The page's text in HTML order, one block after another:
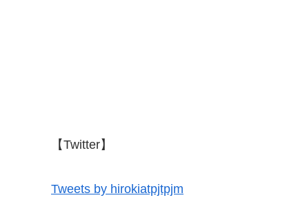
【Twitter】
Tweets by hirokiatpjtpjm